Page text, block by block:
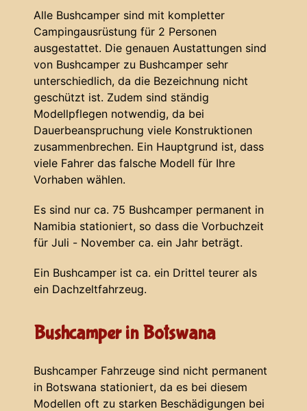
Alle Bushcamper sind mit kompletter
Campingausrüstung für 2 Personen
ausgestattet. Die genauen Austattungen sind
von Bushcamper zu Bushcamper sehr
unterschiedlich, da die Bezeichnung nicht
geschützt ist. Zudem sind ständig
Modellpflegen notwendig, da bei
Dauerbeanspruchung viele Konstruktionen
zusammenbrechen. Ein Hauptgrund ist, dass
viele Fahrer das falsche Modell für Ihre
Vorhaben wählen.
Es sind nur ca. 75 Bushcamper permanent in
Namibia stationiert, so dass die Vorbuchzeit
für Juli - November ca. ein Jahr beträgt.
Ein Bushcamper ist ca. ein Drittel teurer als
ein Dachzeltfahrzeug.
Bushcamper in Botswana
Bushcamper Fahrzeuge sind nicht permanent
in Botswana stationiert, da es bei diesem
Modellen oft zu starken Beschädigungen bei